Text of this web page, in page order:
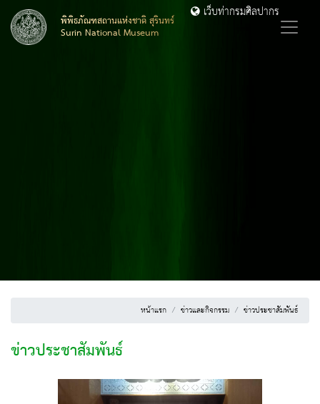
พิพิธภัณฑสถานแห่งชาติ สุรินทร์
Surin National Museum
เว็บท่ากรมศิลปากร
หน้าแรก ข่าวและกิจกรรม ข่าวประชาสัมพันธ์
ข่าวประชาสัมพันธ์